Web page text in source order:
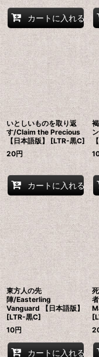
カートに入れる
いとしいものを取り返
す/Claim the Precious
【日本語版】 [LTR-黒C]
20円
カートに入れる
東方人の先
陣/Easterling
Vanguard 【日本語版】
[LTR-黒C]
10円
カートに入れる